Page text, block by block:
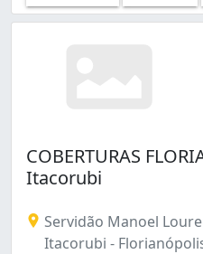
COBERTURAS
Itacorubi
Servidão Manoel
Itacorubi -